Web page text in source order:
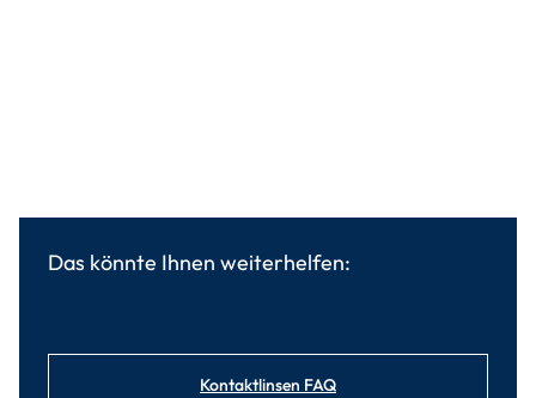
Das könnte Ihnen weiterhelfen:
Kontaktlinsen FAQ